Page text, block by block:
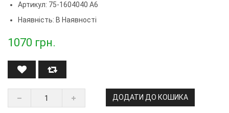
Артикул: 75-1604040 А6
Наявність: В Наявності
1070 грн.
ДОДАТИ ДО КОШИКА